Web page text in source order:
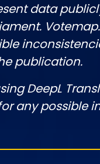
data
publication.
DeepL
any possible